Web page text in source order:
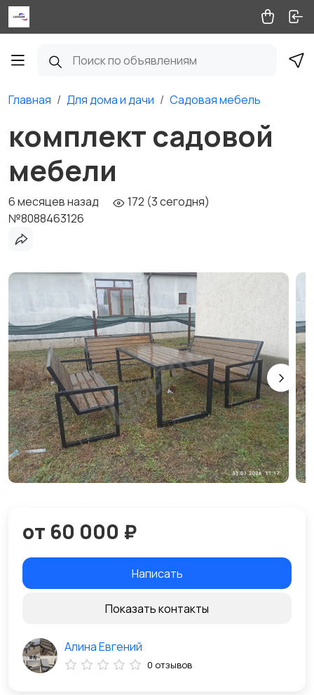
Главная Для дома и дачи Садовая мебель
комплект садовой
мебели
6 месяцев назад
172 (3 сегодня)
№8088463126
от 60 000 ₽
Написать
Показать контакты
Алина Евгений
0 отзывов